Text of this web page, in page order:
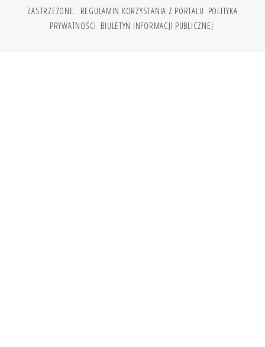
ZASTRZEŻONE. REGULAMIN KORZYSTANIA Z PORTALU POLITYKA
PRYWATNOŚCI BIULETYN INFORMACJI PUBLICZNEJ